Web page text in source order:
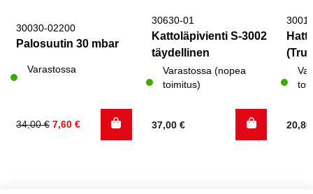
30030-02200
Palosuutin 30 mbar
Varastossa
34,00€
Alkuperäinen
7,60 €
Nykyinen
30630-01
Kattoläpivienti S-3002
täydellinen
Varastossa (nopea
toimitus)
37,00 €